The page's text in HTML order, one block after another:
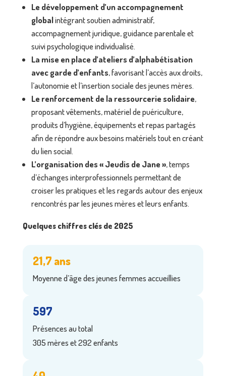
Le développement d’un accompagnement
globalintégrant soutien administratif,
accompagnement juridique, guidance parentale et
suivi psychologique individualisé.
La mise en place d’ateliers d’alphabétisation
avec garde d’enfants, favorisant l’accès aux droits,
l’autonomie et l’insertion sociale des jeunes mères.
Le renforcement de la ressourcerie solidaire,
proposant vêtements, matériel de puériculture,
produits d’hygiène, équipements et repas partagés
afin de répondre aux besoins matériels tout en créant
du lien social.
L’organisation des « Jeudis de Jane », temps
d’échanges interprofessionnels permettant de
croiser les pratiques et les regards autour des enjeux
rencontrés par les jeunes mères et leurs enfants.
Quelques chiffres clés de 2025
21,7 ans
Moyenne d’âge des jeunes femmes accueillies
597
Présences au total
305 mères et 292 enfants